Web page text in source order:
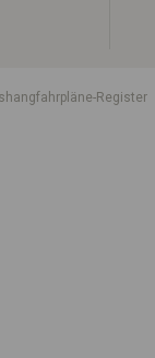
Register